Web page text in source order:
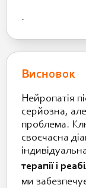
.
Висновок
Нейропатія
серйозна,
проблема.
своєчасна
терапії і
ми